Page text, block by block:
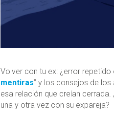
Volver con tu ex: ¿error
mentiras” y los consejos de
esa relación que creían
una y otra vez con su expareja?